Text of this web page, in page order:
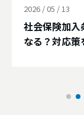
2026 / 05 / 13
社会保険加入
なる？対応策